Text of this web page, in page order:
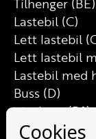
Tilhenger (BE)
Lastebil (C)
Lett lastebil
Lett lastebil
Lastebil med
Buss (D)
Minibuss (D1)
Minibuss med